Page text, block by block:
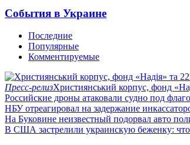
События в Украине
Последние
Популярные
Комментируемые
Пресс-релизХристиянський корпус, фонд
Российские дроны атаковали судно под
НБУ отреагировал на задержание
На Буковине неизвестный подорвал авто
В США застрелили украинскую беженку: что